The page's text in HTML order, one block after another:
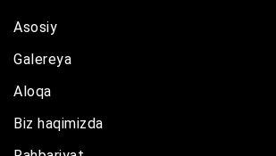
Asosiy
Galereya
Aloqa
Biz haqimizda